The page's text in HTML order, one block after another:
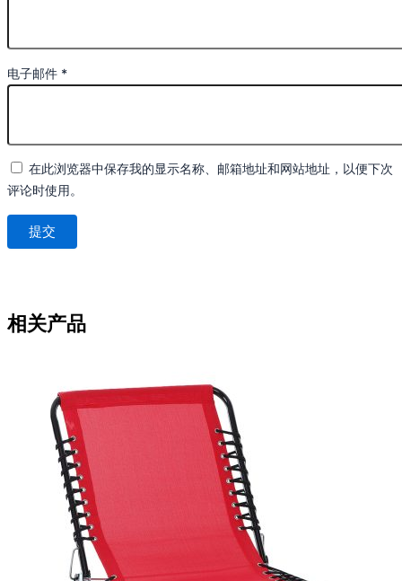
电子邮件 *
在此浏览器中保存我的显示名称、邮箱地址和网站地址，以便下次
评论时使用。
相关产品